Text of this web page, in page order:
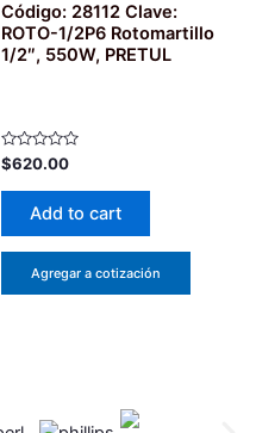
Código: 28112 Clave:
ROTO-1/2P6 Rotomartillo
1/2″, 550W, PRETUL
Rated
0
out
$620.00
Add to cart
Agregar a cotización